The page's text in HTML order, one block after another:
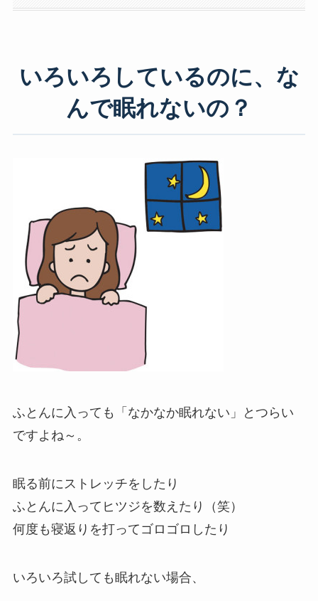
いろいろしているのに、な
んで眠れないの？
ふとんに入っても「なかなか眠れない」とつらい
ですよね～。
眠る前にストレッチをしたり
ふとんに入ってヒツジを数えたり（笑）
何度も寝返りを打ってゴロゴロしたり
いろいろ試しても眠れない場合、